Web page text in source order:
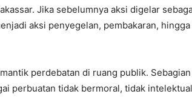
Jika sebelumnya aksi digelar
aksi penyegelan, pembakaran,
perdebatan di ruang publik.
perbuatan tidak bermoral, tidak